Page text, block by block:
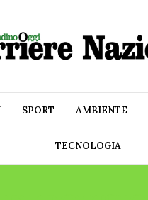
SPORT AMBIENTE
TECNOLOGIA